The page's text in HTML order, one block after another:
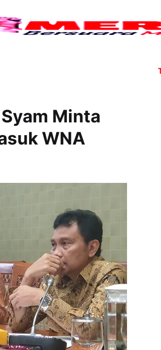
Minta
WNA